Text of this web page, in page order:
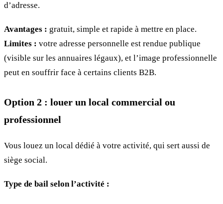
d’adresse.
Avantages : gratuit, simple et rapide à mettre en place.
Limites : votre adresse personnelle est rendue publique
(visible sur les annuaires légaux), et l’image professionnelle
peut en souffrir face à certains clients B2B.
Option 2 : louer un local commercial ou
professionnel
Vous louez un local dédié à votre activité, qui sert aussi de
siège social.
Type de bail selon l’activité :